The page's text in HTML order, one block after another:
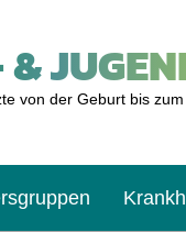
von der Geburt bis